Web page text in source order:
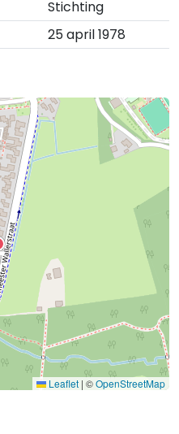
Stichting
25 april 1978
Leaflet | ©OpenStreetMap